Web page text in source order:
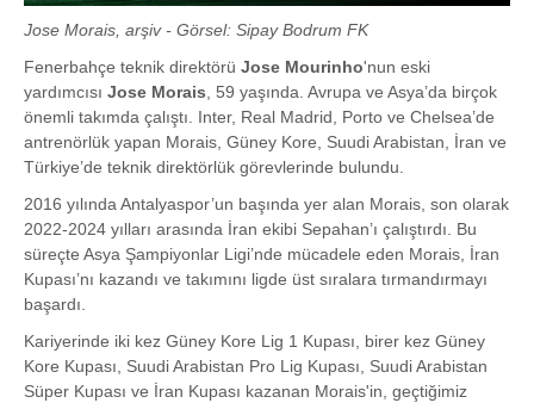
Jose Morais, arşiv - Görsel: Sipay Bodrum FK
Fenerbahçe teknik direktörü Jose Mourinho'nun eski
yardımcısı Jose Morais, 59 yaşında. Avrupa ve Asya’da birçok
önemli takımda çalıştı. Inter, Real Madrid, Porto ve Chelsea’de
antrenörlük yapan Morais, Güney Kore, Suudi Arabistan, İran ve
Türkiye’de teknik direktörlük görevlerinde bulundu.
2016 yılında Antalyaspor’un başında yer alan Morais, son olarak
2022-2024 yılları arasında İran ekibi Sepahan’ı çalıştırdı. Bu
süreçte Asya Şampiyonlar Ligi’nde mücadele eden Morais, İran
Kupası’nı kazandı ve takımını ligde üst sıralara tırmandırmayı
başardı.
Kariyerinde iki kez Güney Kore Lig 1 Kupası, birer kez Güney
Kore Kupası, Suudi Arabistan Pro Lig Kupası, Suudi Arabistan
Süper Kupası ve İran Kupası kazanan Morais'in, geçtiğimiz